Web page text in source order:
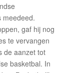
meedeed.
gaf hij nog
te vervangen
de aanzet tot
basketbal. In